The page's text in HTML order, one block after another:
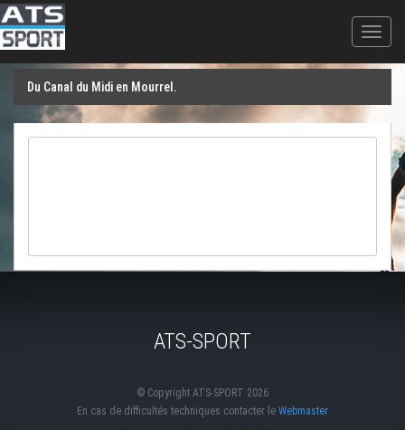
Loading...
Du Canal du Midi en Mourrel.
ATS-SPORT
© Copyright ATS-SPORT 2026
En cas de difficultés techniques contacter le Webmaster